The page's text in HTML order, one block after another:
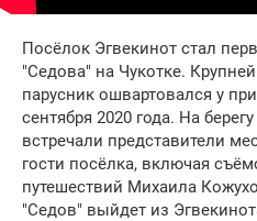
Посёлок Эгвекинот стал
"Седова" на Чукотке.
парусник ошвартовался у
сентября 2020 года. На
встречали представители
гости посёлка, включая
путешествий Михаила
"Седов" выйдет из